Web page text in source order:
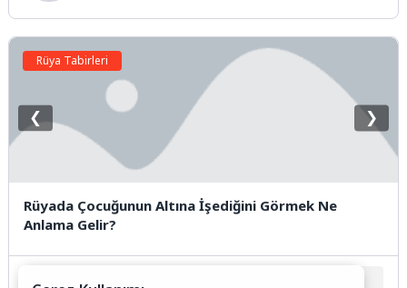
Rüya Tabirleri
Rüyada Çocuğunun Altına İşediğini Görmek Ne
Anlama Gelir?
❮ ❯